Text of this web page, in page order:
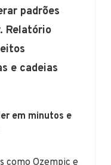
padrões
Relatório
e cadeias
em minutos e
como Ozempic e